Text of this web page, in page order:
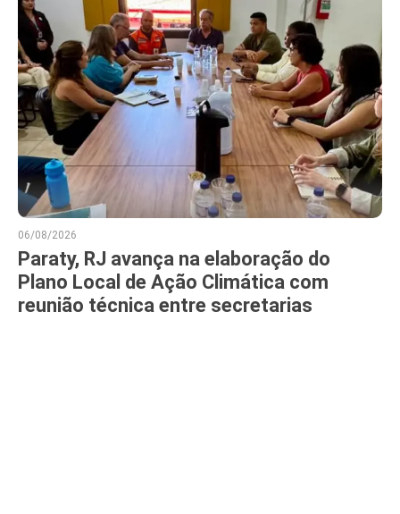
06/08/2026
Paraty, RJ avança na elaboração do
Plano Local de Ação Climática com
reunião técnica entre secretarias